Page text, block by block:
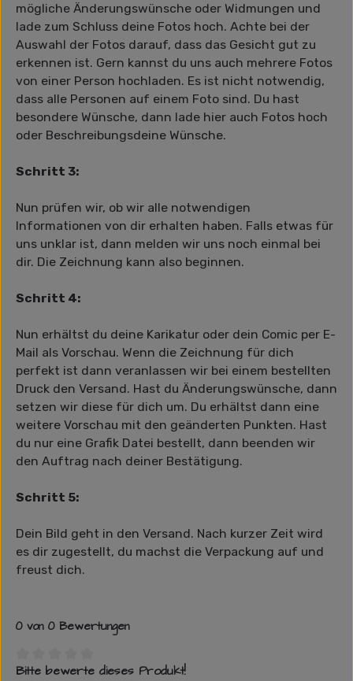
mögliche Änderungswünsche oder Widmungen und
lade zum Schluss deine Fotos hoch. Achte bei der
Auswahl der Fotos darauf, dass das Gesicht gut zu
erkennen ist. Gern kannst du uns auch mehrere Fotos
von einer Person hochladen. Es ist nicht notwendig,
dass alle Personen auf einem Foto sind. Du hast
besondere Wünsche, dann lade hier auch Fotos hoch
oder Beschreibungsdeine Wünsche.
Schritt 3:
Nun prüfen wir, ob wir alle notwendigen
Informationen von dir erhalten haben. Falls etwas für
uns unklar ist, dann melden wir uns noch einmal bei
dir. Die Zeichnung kann also beginnen.
Schritt 4:
Nun erhältst du deine Karikatur oder dein Comic per E-
Mail als Vorschau. Wenn die Zeichnung für dich
perfekt ist dann veranlassen wir bei einem bestellten
Druck den Versand. Hast du Änderungswünsche, dann
setzen wir diese für dich um. Du erhältst dann eine
weitere Vorschau mit den geänderten Punkten. Hast
du nur eine Grafik Datei bestellt, dann beenden wir
den Auftrag nach deiner Bestätigung.
Schritt 5:
Dein Bild geht in den Versand. Nach kurzer Zeit wird
es dir zugestellt, du machst die Verpackung auf und
freust dich.
0 von 0 Bewertungen
Durchschnittliche Bewertung von 0 von 5 Sternen
Bitte bewerte dieses Produkt!